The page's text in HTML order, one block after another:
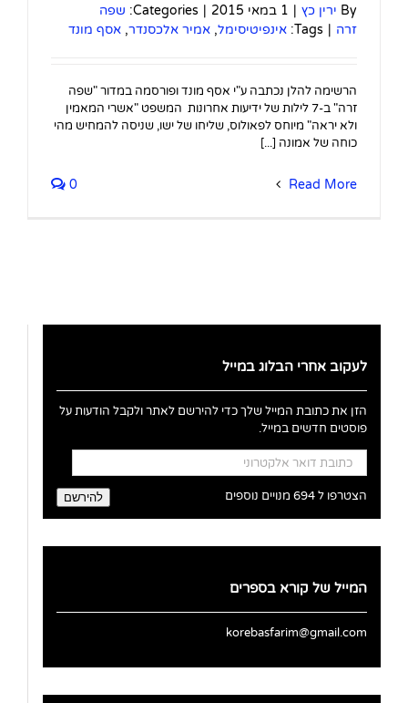
By ירין כץ | 1 במאי 2015 |
Categories: שפה
זרה |
Tags: אינפיטיסימל, אמיר אלכסנדר, אסף מונד
הרשימה להלן נכתבה ע"י אסף מונד ופורסמה במדור "שפה
זרה" ב-7 לילות של ידיעות אחרונות המשפט "אשרי המאמין
ולא יראה" מיוחס לפאולוס, שליחו של ישו, שניסה להמחיש מהי
כוחה של אמונה [...]
Read More
0
לעקוב אחרי הבלוג במייל
הזן את כתובת המייל שלך כדי להירשם לאתר ולקבל הודעות על
פוסטים חדשים במייל.
כתובת
דואר
אלקטרוני
להירשם הצטרפו ל 694 מנויים נוספים
המייל של קורא בספרים
korebasfarim@gmail.com